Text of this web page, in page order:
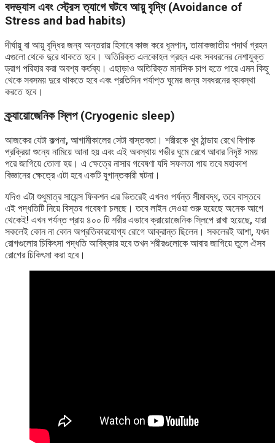
বদভ্যাস এবং স্ট্রেস ত্যাগে ঘটবে আয়ু বৃদ্ধি (Avoidance of
Stress and bad habits)
দীর্ঘায়ু বা আয়ু বৃদ্ধির জন্য অন্তরায় হিসাবে কাজ করে ধূমপান, তামাকজাতীয় পদার্থ গ্রহন
এগুলো থেকে দুরে থাকতে হবে। অতিরিক্ত এলকোহল গ্রহন এবং সবধরনের নেশাযুক্ত
ড্রাগ পরিহার করা অবশ্য কর্তব্য। এছাড়াও অতিরিক্ত মানসিক চাপ হতে পারে এমন কিছু
থেকে সবসময় দুরে থাকতে হবে এবং প্রতিদিন পর্যাপ্ত ঘুমের জন্য সবধরনের ব্যবস্থা
করতে হবে।
ক্র্যায়োজেনিক স্লিপ (Cryogenic sleep)
আজকের যেটা কল্পনা, আগামীকালের সেটা বাস্তবতা। শরীরকে খুব ঠান্ডায় রেখে বিপাক
প্রক্রিয়া শুন্যে নামিয়ে আনা হয় এবং এই অবস্থায় গভীর ঘুমে রেখে আবার নিদৃষ্ট সময়
পরে জাগিয়ে তোলা হয়। এ ক্ষেত্রে নাসার গবেষণা যদি সফলতা পায় তবে মহাকাশ
বিজ্ঞানের ক্ষেত্রে এটা হবে একটি যুগান্তকারী ঘটনা।
যদিও এটা শুধুমাত্র সায়েন্স ফিকশন এর ভিতরেই এখনও পর্যন্ত সীমাবদ্ধ, তবে বাস্তবে
এই পদ্ধতিটি নিয়ে বিস্তর গবেষণা চলছে। তবে লাইন দেওয়া শুরু হয়েছে অনেক আগে
থেকেই! এখন পর্যন্ত প্রায় ৪০০ টি শরীর এভাবে ক্রায়োজেনিক স্লিপে রাখা হয়েছে, যারা
সকলেই কোন না কোন অপ্রতিকারযোগ্য রোগে আক্রান্ত ছিলেন। সকলেরই আশা, যখন
রোগগুলোর চিকিৎসা পদ্ধতি আবিষ্কার হবে তখন শরীরগুলোকে আবার জাগিয়ে তুলে ঐসব
রোগের চিকিৎসা করা হবে।